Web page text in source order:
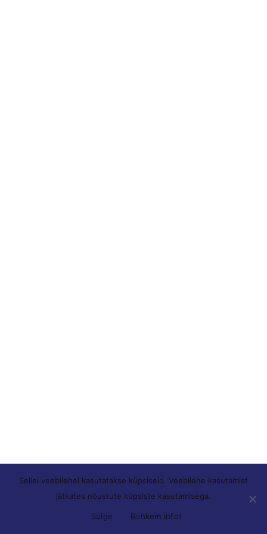
Sellel veebilehel kasutatakse küpsiseid. Veebilehe kasutamist
jätkates nõustute küpsiste kasutamisega.
Sulge Rohkem infot